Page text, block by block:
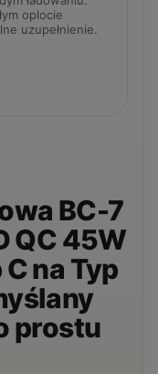
oplocie
uzupełnienie.
BC-7
QC 45W
na Typ
prostu